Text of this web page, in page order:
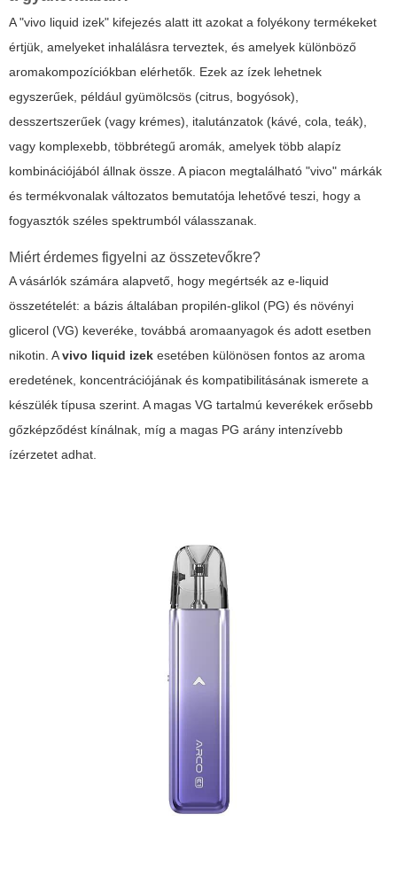
A "vivo liquid izek" kifejezés alatt itt azokat a folyékony termékeket
értjük, amelyeket inhalálásra terveztek, és amelyek különböző
aromakompozíciókban elérhetők. Ezek az ízek lehetnek
egyszerűek, például gyümölcsös (citrus, bogyósok),
desszertszerűek (vagy krémes), italutánzatok (kávé, cola, teák),
vagy komplexebb, többrétegű aromák, amelyek több alapíz
kombinációjából állnak össze. A piacon megtalálható "vivo" márkák
és termékvonalak változatos bemutatója lehetővé teszi, hogy a
fogyasztók széles spektrumból válasszanak.
Miért érdemes figyelni az összetevőkre?
A vásárlók számára alapvető, hogy megértsék az e-liquid
összetételét: a bázis általában propilén-glikol (PG) és növényi
glicerol (VG) keveréke, továbbá aromaanyagok és adott esetben
nikotin. Avivo liquid izek esetében különösen fontos az aroma
eredetének, koncentrációjának és kompatibilitásának ismerete a
készülék típusa szerint. A magas VG tartalmú keverékek erősebb
gőzképződést kínálnak, míg a magas PG arány intenzívebb
ízérzetet adhat.